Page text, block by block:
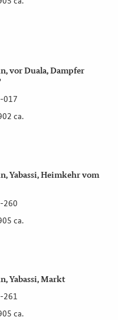
vor Duala, Dampfer
017
ca.
Yabassi, Heimkehr vom
260
ca.
Yabassi, Markt
261
ca.